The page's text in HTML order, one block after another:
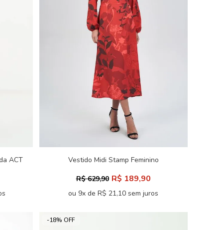
ACT
Vestido Midi Stamp Feminino
R$ 629,90 R$ 189,90
ou 9x de R$ 21,10 sem juros
-18% OFF